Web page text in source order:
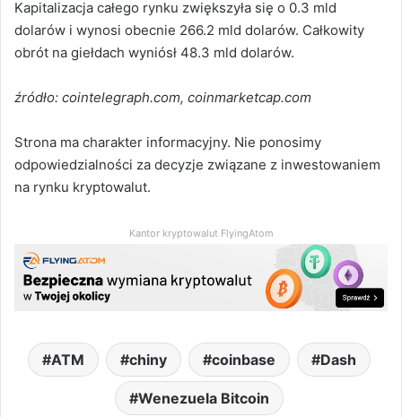
Kapitalizacja całego rynku zwiększyła się o 0.3 mld
dolarów i wynosi obecnie 266.2 mld dolarów. Całkowity
obrót na giełdach wyniósł 48.3 mld dolarów.
źródło: cointelegraph.com, coinmarketcap.com
Strona ma charakter informacyjny. Nie ponosimy
odpowiedzialności za decyzje związane z inwestowaniem
na rynku kryptowalut.
Kantor kryptowalut FlyingAtom
ATM chiny coinbase Dash
Wenezuela Bitcoin